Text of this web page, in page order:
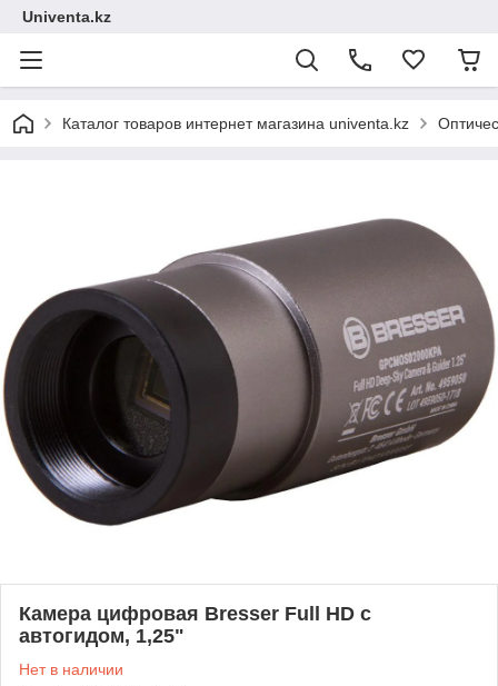
Univenta.kz
Каталог товаров интернет магазина univenta.kz
Камера цифровая Bresser Full HD с
автогидом, 1,25"
Нет в наличии